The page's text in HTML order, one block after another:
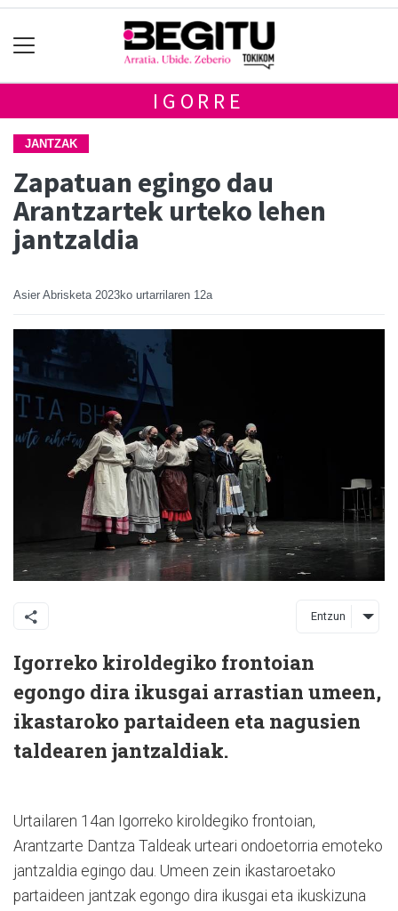
IGORRE
JANTZAK
Zapatuan egingo dau
Arantzartek urteko lehen
jantzaldia
Asier Abrisketa 2023ko urtarrilaren 12a
Entzun
Igorreko kiroldegiko frontoian
egongo dira ikusgai arrastian umeen,
ikastaroko partaideen eta nagusien
taldearen jantzaldiak.
Urtailaren 14an Igorreko kiroldegiko frontoian,
Arantzarte Dantza Taldeak urteari ondoetorria emoteko
jantzaldia egingo dau. Umeen zein ikastaroetako
partaideen jantzak egongo dira ikusgai eta ikuskizuna